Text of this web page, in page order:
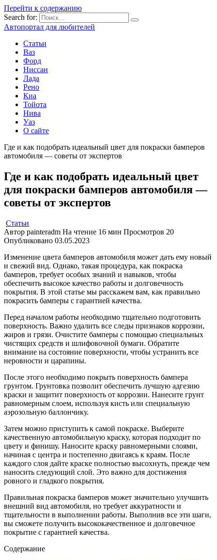
Перейти к содержанию
Search for:
Автопортал для любителей
Статьи
Ваз
Форд
Ниссан
Лада
Рено
Киа
Тойота
Нива
Уаз
О сайте
Где и как подобрать идеальный цвет для покраски бамперов
автомобиля — советы от экспертов
Где и как подобрать идеальный цвет
для покраски бамперов автомобиля —
советы от экспертов
Статьи
Автор painteradm На чтение 16 мин Просмотров 20
Опубликовано 03.05.2023
Изменение цвета бамперов автомобиля может дать ему новый
и свежий вид. Однако, такая процедура, как покраска
бамперов, требует особых знаний и навыков, чтобы
обеспечить высокое качество работы и долговечность
покрытия. В этой статье мы расскажем вам, как правильно
покрасить бамперы с гарантией качества.
Перед началом работы необходимо тщательно подготовить
поверхность. Важно удалить все следы признаков коррозии,
жиров и грязи. Очистите бамперы с помощью специальных
чистящих средств и шлифовочной бумаги. Обратите
внимание на состояние поверхности, чтобы устранить все
неровности и царапины.
После этого необходимо покрыть поверхность бампера
грунтом. Грунтовка позволит обеспечить лучшую адгезию
краски и защитит поверхность от коррозии. Нанесите грунт
равномерным слоем, используя кисть или специальную
аэрозольную баллончику.
Затем можно приступить к самой покраске. Выберите
качественную автомобильную краску, которая подходит по
цвету и финишу. Наносите краску равномерными слоями,
начиная с центра и постепенно двигаясь к краям. После
каждого слоя дайте краске полностью высохнуть, прежде чем
наносить следующий слой. Это важно для достижения
ровного и гладкого покрытия.
Правильная покраска бамперов может значительно улучшить
внешний вид автомобиля, но требует аккуратности и
тщательности в выполнении работы. Выполнив все эти шаги,
вы сможете получить высококачественное и долговечное
покрытие с гарантией качества.
Содержание